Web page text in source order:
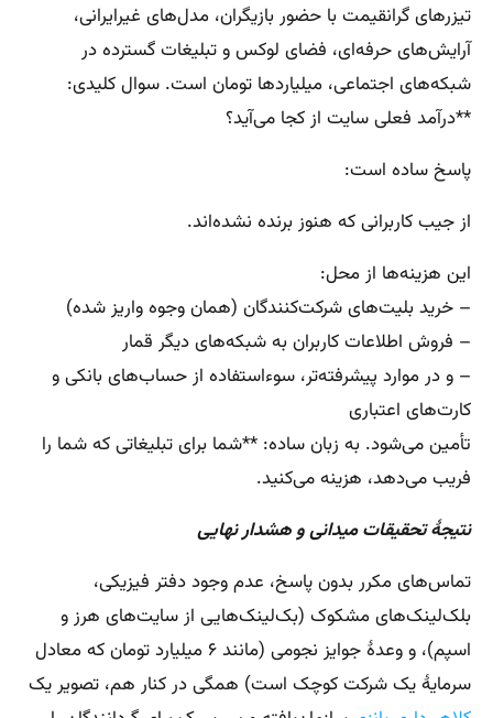
تیزرهای گرانقیمت با حضور بازیگران، مدل‌های غیرایرانی،
آرایش‌های حرفه‌ای، فضای لوکس و تبلیغات گسترده در
شبکه‌های اجتماعی، میلیاردها تومان است. سوال کلیدی:
**درآمد فعلی سایت از کجا می‌آید؟
پاسخ ساده است:
از جیب کاربرانی که هنوز برنده نشده‌اند.
این هزینه‌ها از محل:
– خرید بلیت‌های شرکت‌کنندگان (همان وجوه واریز شده)
– فروش اطلاعات کاربران به شبکه‌های دیگر قمار
– و در موارد پیشرفته‌تر، سوءاستفاده از حساب‌های بانکی و
کارت‌های اعتباری
تأمین می‌شود. به زبان ساده: **شما برای تبلیغاتی که شما را
فریب می‌دهد، هزینه می‌کنید.
نتیجهٔ تحقیقات میدانی و هشدار نهایی
تماس‌های مکرر بدون پاسخ، عدم وجود دفتر فیزیکی،
بلک‌لینک‌های مشکوک (بک‌لینک‌هایی از سایت‌های هرز و
اسپم)، و وعدهٔ جوایز نجومی (مانند ۶ میلیارد تومان که معادل
سرمایهٔ یک شرکت کوچک است) همگی در کنار هم، تصویر یک